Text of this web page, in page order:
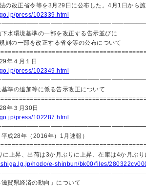
の改正省令等を3月29日に公布した。4月1日から
press/102339.html
水環境基準の一部を改正する告示並びに
の一部を改正する省令等の公布について
年４月１日
press/102349.html
準の追加等に係る告示改正について
年３月30日
press/102287.html
成28年（2016年）1月速報）
に上昇、出荷は3か月ぶりに上昇、在庫は4か月ぶり
hodo/e-shinbun/bk00/files/
賀県経済の動向」について